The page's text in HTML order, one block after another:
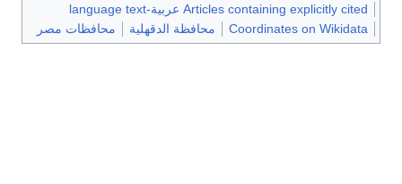
Articles containing explicitly cited عربية-language text
Coordinates on Wikidata
محافظة الدقهلية محافظات مصر